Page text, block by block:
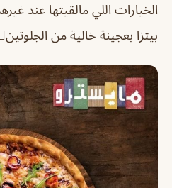
الخيارات اللي مالقيتها عند
بيتزا بعجينة خالية من